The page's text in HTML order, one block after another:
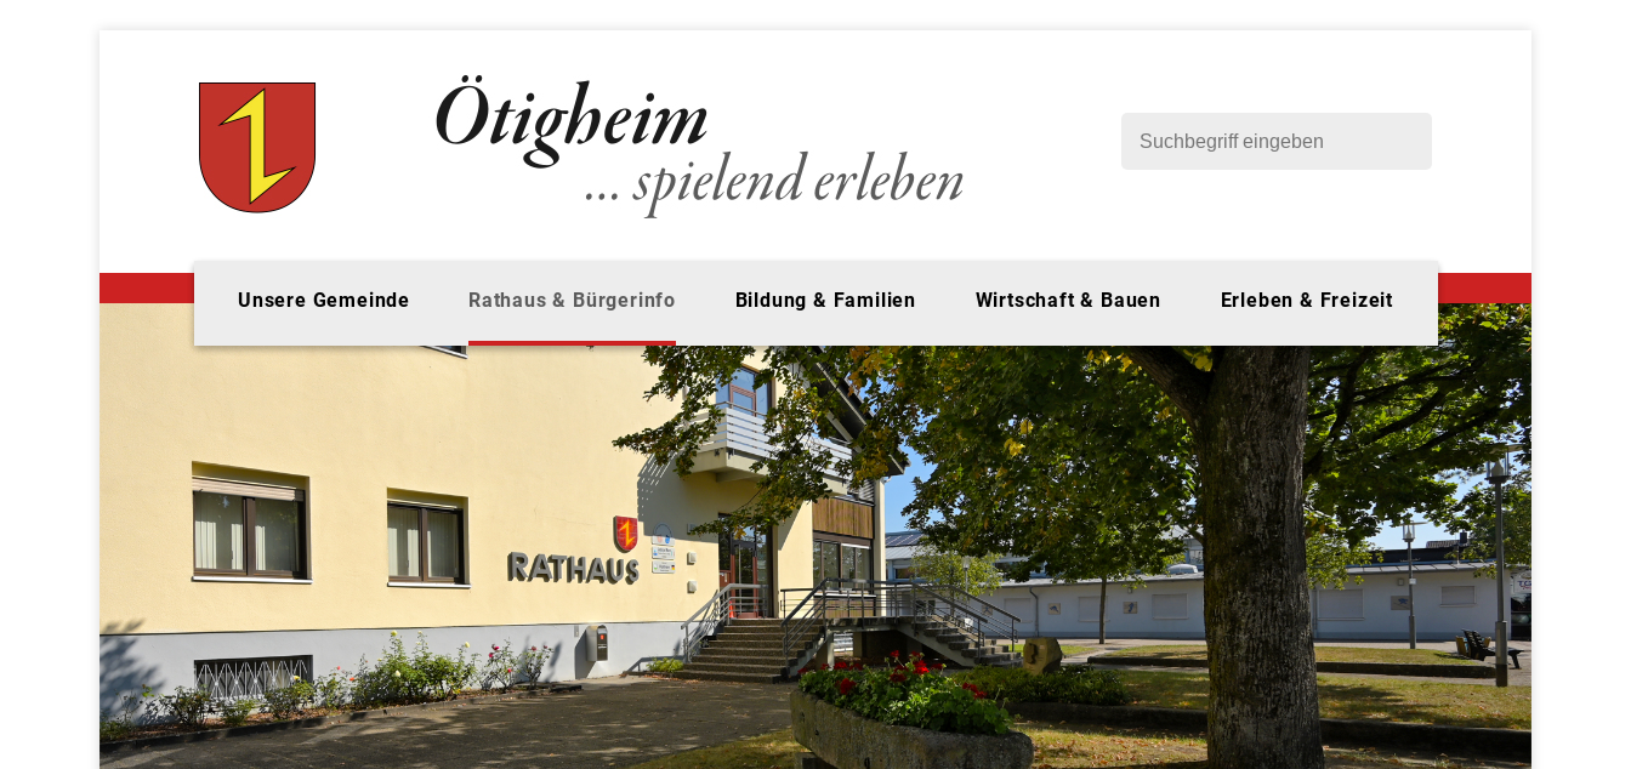
Unsere Gemeinde Rathaus & Bürgerinfo Bildung & Familien Wirtschaft & Bauen Erleben & Freizeit